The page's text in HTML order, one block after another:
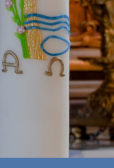
anmelden
Uns auf Instagram folgen